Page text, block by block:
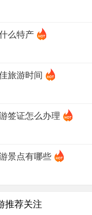
么特产
旅游时间
签证怎么办理
景点有哪些
推荐关注